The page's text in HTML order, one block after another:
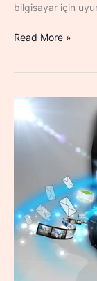
bilgisayar için
5
Olmak
Read More »